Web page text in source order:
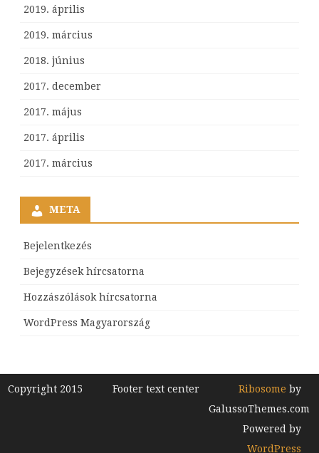
2019. április
2019. március
2018. június
2017. december
2017. május
2017. április
2017. március
META
Bejelentkezés
Bejegyzések hírcsatorna
Hozzászólások hírcsatorna
WordPress Magyarország
Copyright 2015 Footer text center Ribosome by
GalussoThemes.com
Powered by
WordPress